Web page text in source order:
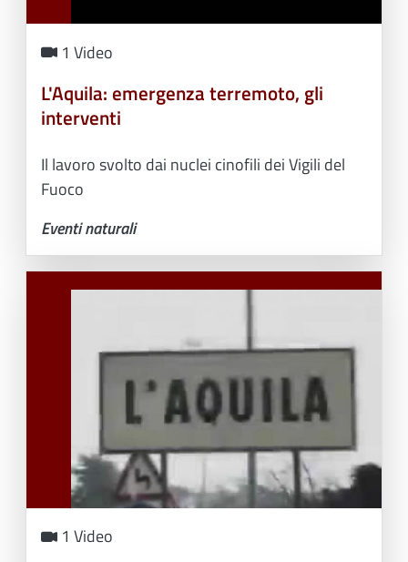
1 Video
L'Aquila: emergenza terremoto, gli
interventi
Il lavoro svolto dai nuclei cinofili dei Vigili del
Fuoco
Eventi naturali
1 Video